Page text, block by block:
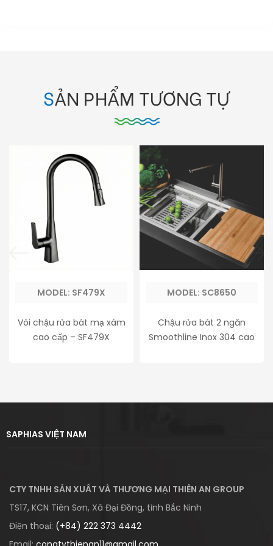
SẢN PHẨM TƯƠNG TỰ
MODEL: SF479X
Vòi chậu rửa bát mạ xám
cao cấp – SF479X
MODEL: SC8650
Chậu rửa bát 2 ngăn
Smoothline Inox 304 cao
SAPHIAS VIỆT NAM
CTY TNHH SẢN XUẤT VÀ THƯƠNG MẠI THIÊN AN GROUP
TS17, KCN Tiên Sơn, Xã Đại Đồng, tỉnh Bắc Ninh
Điện thoại: (+84) 222 373 4442